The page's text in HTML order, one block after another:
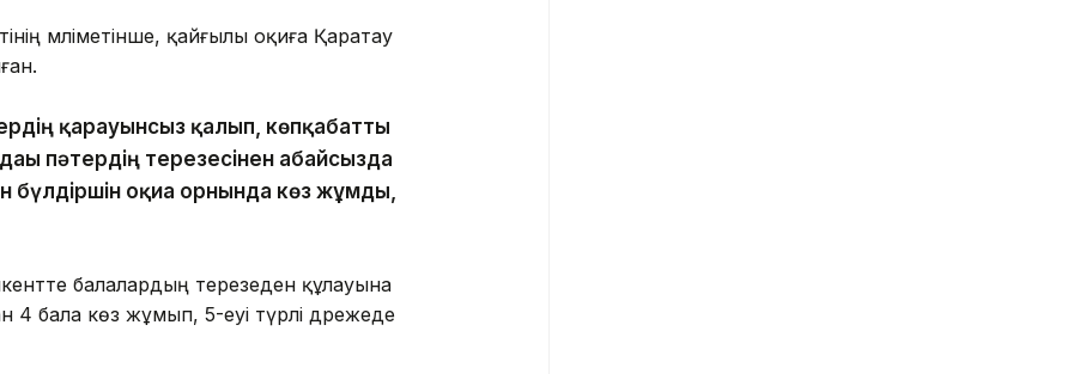
мәліметінше, қайғылы оқиға Қаратау
қарауынсыз қалып, көпқабатты
пәтердің терезесінен абайсызда
бүлдіршін оқиға орнында көз жұмды,
балалардың терезеден құлауына
4 бала көз жұмып, 5-еуі түрлі дәрежеде